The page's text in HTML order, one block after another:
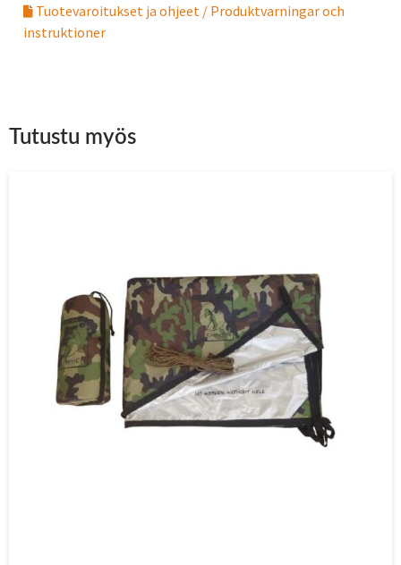
Tuotevaroitukset ja ohjeet / Produktvarningar och
instruktioner
Tutustu myös